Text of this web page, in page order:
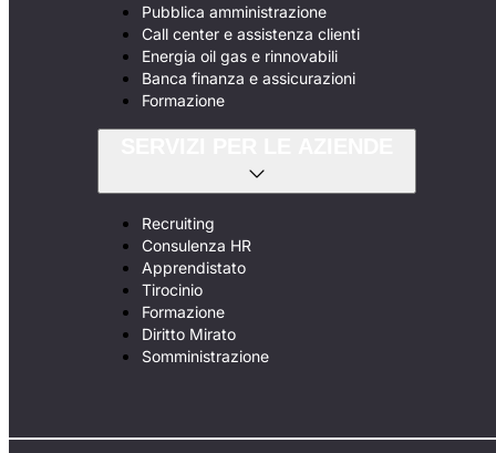
Pubblica amministrazione
Call center e assistenza clienti
Energia oil gas e rinnovabili
Banca finanza e assicurazioni
Formazione
Recruiting
Consulenza HR
Apprendistato
Tirocinio
Formazione
Diritto Mirato
Somministrazione